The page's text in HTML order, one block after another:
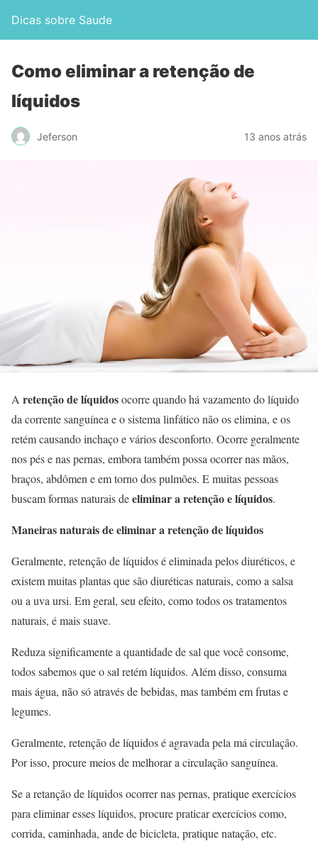
Dicas sobre Saude
Como eliminar a retenção de
líquidos
Jeferson 13 anos atrás
A retenção de líquidosocorre quando há vazamento do líquido
da corrente sanguínea e o sistema linfático não os elimina, e os
retém causando inchaço e vários desconforto. Ocorre geralmente
nos pés e nas pernas, embora também possa ocorrer nas mãos,
braços, abdômen e em torno dos pulmões. E muitas pessoas
buscam formas naturais deeliminar a retenção e líquidos.
Maneiras naturais de eliminar a retenção de líquidos
Geralmente, retenção de líquidos é eliminada pelos diuréticos, e
existem muitas plantas que são diuréticas naturais, como a salsa
ou a uva ursi. Em geral, seu efeito, como todos os tratamentos
naturais, é mais suave.
Reduza significamente a quantidade de sal que você consome,
todos sabemos que o sal retém líquidos. Além disso, consuma
mais água, não só através de bebidas, mas também em frutas e
legumes.
Geralmente, retenção de líquidos é agravada pela má circulação.
Por isso, procure meios de melhorar a circulação sanguínea.
Se a retanção de líquidos ocorrer nas pernas, pratique exercícios
para eliminar esses líquidos, procure praticar exercícios como,
corrida, caminhada, ande de bicicleta, pratique natação, etc.